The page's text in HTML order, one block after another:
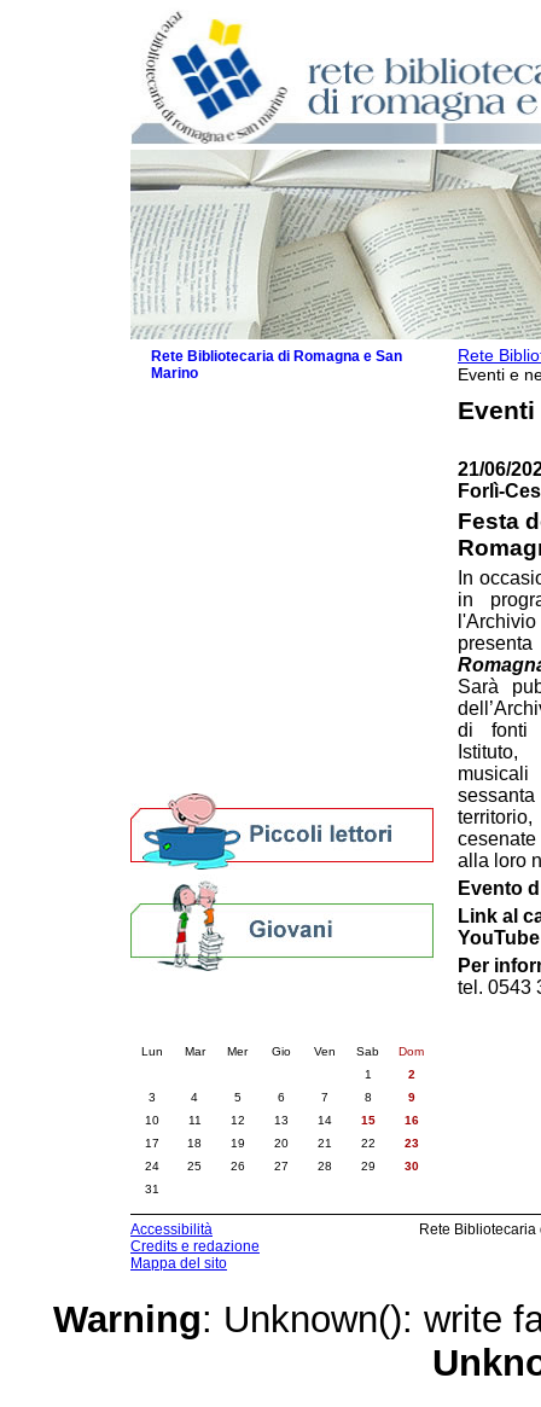
Rete
Eventi e
Eventi
21/06/
Forlì-
Festa
In
in
Sarà
di fonti
alla loro
Evento
Link al
YouTube
Per
tel. 0543
Rete Bibliotecaria di Romagna e San
Marino
Lun Mar Mer Gio Ven Sab
Dom
1
2
3
4 5 6 7 8
9
10
11 12 13 14 15
16
17
18 19 20 21 22
23
24
25 26 27 28 29
30
31
Accessibilità
Credits e redazione
Mappa del sito
Rete
Warning: Unknown(): write